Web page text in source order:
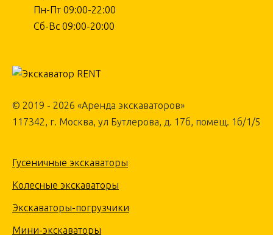
Пн-Пт 09:00-22:00
Сб-Вс 09:00-20:00
Гусеничные экскаваторы
Колесные экскаваторы
Экскаваторы-погрузчики
Мини-экскаваторы
© 2019 - 2026 «Аренда экскаваторов»
117342, г. Москва, ул Бутлерова, д. 17б, помещ. 1б/1/5